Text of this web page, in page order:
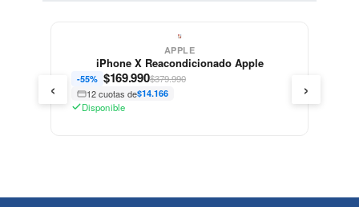
APPLE
iPhone X Reacondicionado Apple
-55% $169.990$379.990
12 cuotas de$14.166
Disponible
‹ ›